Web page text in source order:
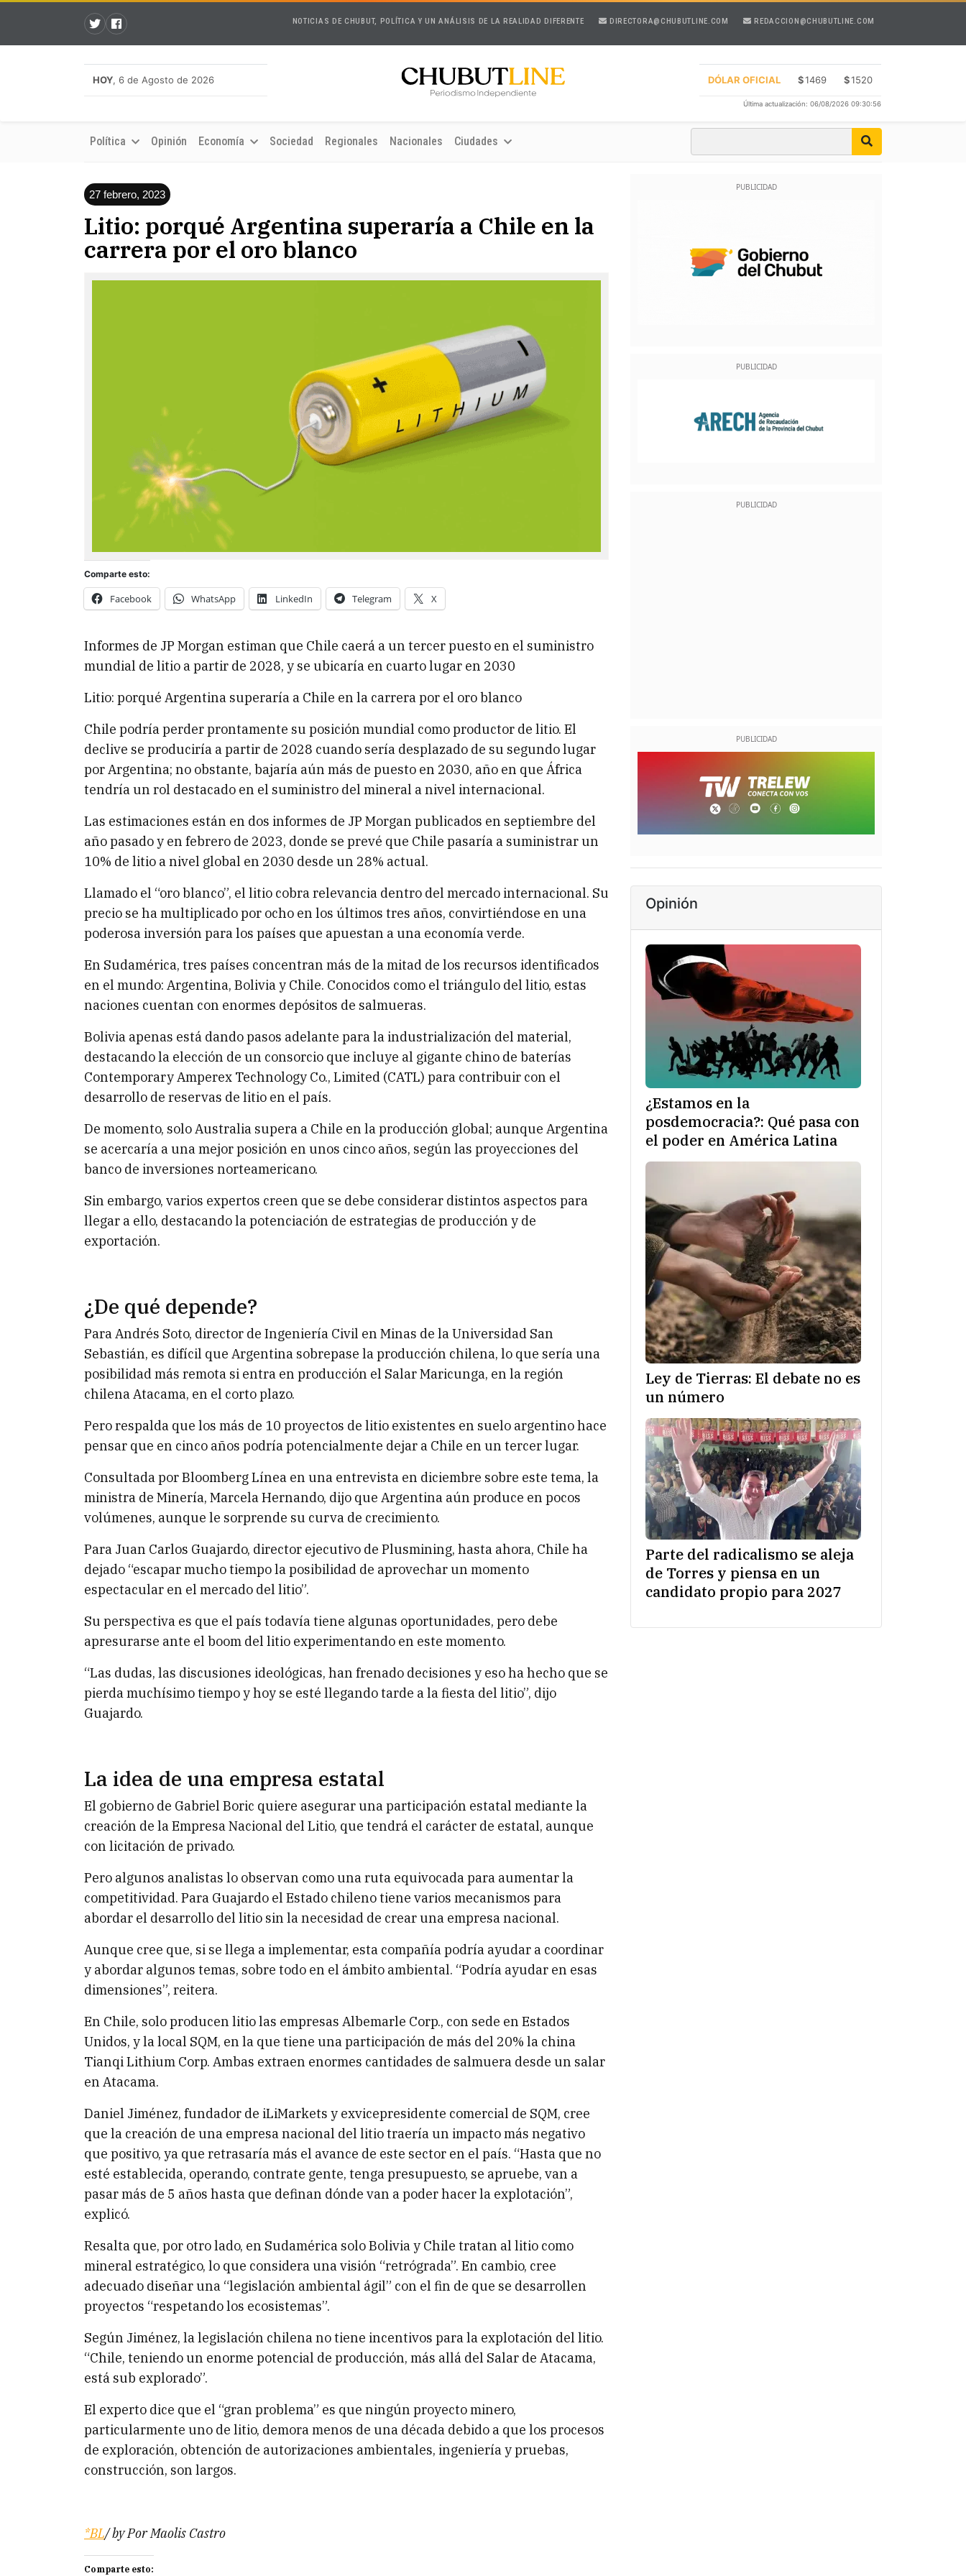
NOTICIAS DE CHUBUT, POLÍTICA Y UN ANÁLISIS DE LA REALIDAD DIFERENTE DIRECTORA@CHUBUTLINE.COM REDACCION@CHUBUTLINE.COM
HOY, 6 de Agosto de 2026 DÓLAR OFICIAL $1469 $1520
Última actualización: 06/08/2026 09:30:56
Política Opinión Economía Sociedad Regionales Nacionales Ciudades
27 febrero, 2023
Litio: porqué Argentina superaría a Chile en la
carrera por el oro blanco
Comparte esto:
Facebook WhatsApp LinkedIn Telegram X
Informes de JP Morgan estiman que Chile caerá a un tercer puesto en el suministro
mundial de litio a partir de 2028, y se ubicaría en cuarto lugar en 2030
Litio: porqué Argentina superaría a Chile en la carrera por el oro blanco
Chile podría perder prontamente su posición mundial como productor de litio. El
declive se produciría a partir de 2028 cuando sería desplazado de su segundo lugar
por Argentina; no obstante, bajaría aún más de puesto en 2030, año en que África
tendría un rol destacado en el suministro del mineral a nivel internacional.
Las estimaciones están en dos informes de JP Morgan publicados en septiembre del
año pasado y en febrero de 2023, donde se prevé que Chile pasaría a suministrar un
10% de litio a nivel global en 2030 desde un 28% actual.
Llamado el “oro blanco”, el litio cobra relevancia dentro del mercado internacional. Su
precio se ha multiplicado por ocho en los últimos tres años, convirtiéndose en una
poderosa inversión para los países que apuestan a una economía verde.
En Sudamérica, tres países concentran más de la mitad de los recursos identificados
en el mundo: Argentina, Bolivia y Chile. Conocidos como el triángulo del litio, estas
naciones cuentan con enormes depósitos de salmueras.
Bolivia apenas está dando pasos adelante para la industrialización del material,
destacando la elección de un consorcio que incluye al gigante chino de baterías
Contemporary Amperex Technology Co., Limited (CATL) para contribuir con el
desarrollo de reservas de litio en el país.
De momento, solo Australia supera a Chile en la producción global; aunque Argentina
se acercaría a una mejor posición en unos cinco años, según las proyecciones del
banco de inversiones norteamericano.
Sin embargo, varios expertos creen que se debe considerar distintos aspectos para
llegar a ello, destacando la potenciación de estrategias de producción y de
exportación.
¿De qué depende?
Para Andrés Soto, director de Ingeniería Civil en Minas de la Universidad San
Sebastián, es difícil que Argentina sobrepase la producción chilena, lo que sería una
posibilidad más remota si entra en producción el Salar Maricunga, en la región
chilena Atacama, en el corto plazo.
Pero respalda que los más de 10 proyectos de litio existentes en suelo argentino hace
pensar que en cinco años podría potencialmente dejar a Chile en un tercer lugar.
Consultada por Bloomberg Línea en una entrevista en diciembre sobre este tema, la
ministra de Minería, Marcela Hernando, dijo que Argentina aún produce en pocos
volúmenes, aunque le sorprende su curva de crecimiento.
Para Juan Carlos Guajardo, director ejecutivo de Plusmining, hasta ahora, Chile ha
dejado “escapar mucho tiempo la posibilidad de aprovechar un momento
espectacular en el mercado del litio”.
Su perspectiva es que el país todavía tiene algunas oportunidades, pero debe
apresurarse ante el boom del litio experimentando en este momento.
“Las dudas, las discusiones ideológicas, han frenado decisiones y eso ha hecho que se
pierda muchísimo tiempo y hoy se esté llegando tarde a la fiesta del litio”, dijo
Guajardo.
La idea de una empresa estatal
El gobierno de Gabriel Boric quiere asegurar una participación estatal mediante la
creación de la Empresa Nacional del Litio, que tendrá el carácter de estatal, aunque
con licitación de privado.
Pero algunos analistas lo observan como una ruta equivocada para aumentar la
competitividad. Para Guajardo el Estado chileno tiene varios mecanismos para
abordar el desarrollo del litio sin la necesidad de crear una empresa nacional.
Aunque cree que, si se llega a implementar, esta compañía podría ayudar a coordinar
y abordar algunos temas, sobre todo en el ámbito ambiental. “Podría ayudar en esas
dimensiones”, reitera.
En Chile, solo producen litio las empresas Albemarle Corp., con sede en Estados
Unidos, y la local SQM, en la que tiene una participación de más del 20% la china
Tianqi Lithium Corp. Ambas extraen enormes cantidades de salmuera desde un salar
en Atacama.
Daniel Jiménez, fundador de iLiMarkets y exvicepresidente comercial de SQM, cree
que la creación de una empresa nacional del litio traería un impacto más negativo
que positivo, ya que retrasaría más el avance de este sector en el país. “Hasta que no
esté establecida, operando, contrate gente, tenga presupuesto, se apruebe, van a
pasar más de 5 años hasta que definan dónde van a poder hacer la explotación”,
explicó.
Resalta que, por otro lado, en Sudamérica solo Bolivia y Chile tratan al litio como
mineral estratégico, lo que considera una visión “retrógrada”. En cambio, cree
adecuado diseñar una “legislación ambiental ágil” con el fin de que se desarrollen
proyectos “respetando los ecosistemas”.
Según Jiménez, la legislación chilena no tiene incentivos para la explotación del litio.
“Chile, teniendo un enorme potencial de producción, más allá del Salar de Atacama,
está sub explorado”.
El experto dice que el “gran problema” es que ningún proyecto minero,
particularmente uno de litio, demora menos de una década debido a que los procesos
de exploración, obtención de autorizaciones ambientales, ingeniería y pruebas,
construcción, son largos.
*BL/ by Por Maolis Castro
Comparte esto:
Opinión
¿Estamos en la
posdemocracia?: Qué pasa con
el poder en América Latina
Ley de Tierras: El debate no es
un número
Parte del radicalismo se aleja
de Torres y piensa en un
candidato propio para 2027